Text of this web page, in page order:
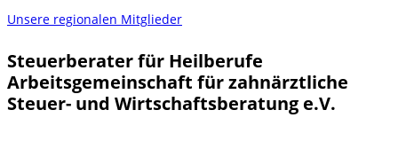
Unsere regionalen Mitglieder
Steuerberater für Heilberufe
Arbeitsgemeinschaft für zahnärztliche
Steuer- und Wirtschaftsberatung e.V.